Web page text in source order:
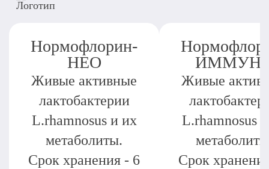
Нормофлорин-
НЕО
Живые активные
лактобактерии
L.rhamnosus и их
метаболиты.
Срок хранения - 6
Живые
L.rhamnosus
Срок